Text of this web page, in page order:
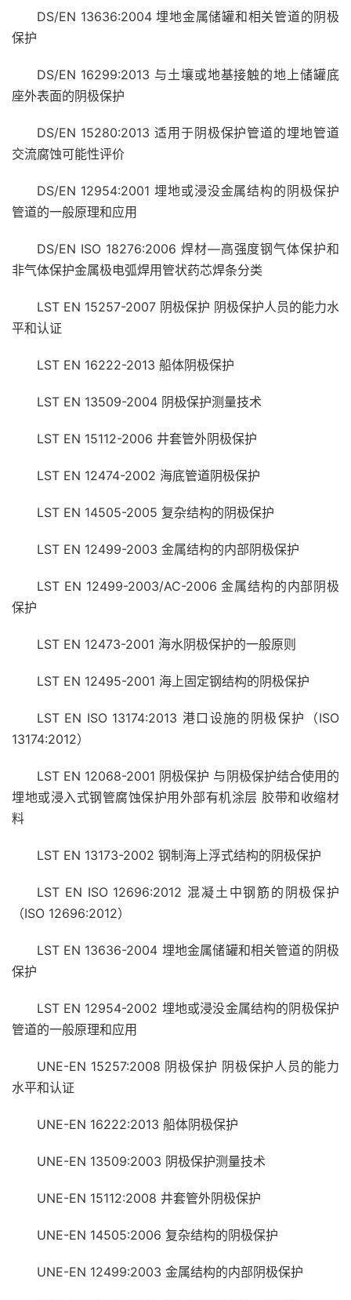
DS/EN 13636:2004 埋地金属储罐和相关管道的阴极
保护
DS/EN 16299:2013 与土壤或地基接触的地上储罐底
座外表面的阴极保护
DS/EN 15280:2013 适用于阴极保护管道的埋地管道
交流腐蚀可能性评价
DS/EN 12954:2001 埋地或浸没金属结构的阴极保护
管道的一般原理和应用
DS/EN ISO 18276:2006 焊材—高强度钢气体保护和
非气体保护金属极电弧焊用管状药芯焊条分类
LST EN 15257-2007 阴极保护 阴极保护人员的能力水
平和认证
LST EN 16222-2013 船体阴极保护
LST EN 13509-2004 阴极保护测量技术
LST EN 15112-2006 井套管外阴极保护
LST EN 12474-2002 海底管道阴极保护
LST EN 14505-2005 复杂结构的阴极保护
LST EN 12499-2003 金属结构的内部阴极保护
LST EN 12499-2003/AC-2006 金属结构的内部阴极
保护
LST EN 12473-2001 海水阴极保护的一般原则
LST EN 12495-2001 海上固定钢结构的阴极保护
LST EN ISO 13174:2013 港口设施的阴极保护（ISO
13174:2012）
LST EN 12068-2001 阴极保护 与阴极保护结合使用的
埋地或浸入式钢管腐蚀保护用外部有机涂层 胶带和收缩材
料
LST EN 13173-2002 钢制海上浮式结构的阴极保护
LST EN ISO 12696:2012 混凝土中钢筋的阴极保护
（ISO 12696:2012）
LST EN 13636-2004 埋地金属储罐和相关管道的阴极
保护
LST EN 12954-2002 埋地或浸没金属结构的阴极保护
管道的一般原理和应用
UNE-EN 15257:2008 阴极保护 阴极保护人员的能力
水平和认证
UNE-EN 16222:2013 船体阴极保护
UNE-EN 13509:2003 阴极保护测量技术
UNE-EN 15112:2008 井套管外阴极保护
UNE-EN 14505:2006 复杂结构的阴极保护
UNE-EN 12499:2003 金属结构的内部阴极保护